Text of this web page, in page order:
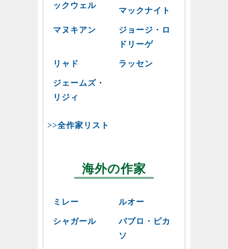
ックウェル
マックナイト
マヌキアン
ジョージ・ロ
ドリーゲ
リャド ラッセン
ジェームズ・
リジィ
>>全作家リスト
海外の作家
ミレー ルオー
シャガール
パブロ・ピカ
ソ